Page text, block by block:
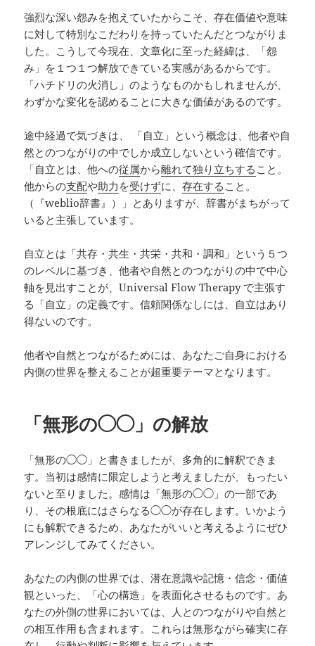
強烈な深い怨みを抱えていたからこそ、存在価値や意味
に対して特別なこだわりを持っていたんだとつながりま
した。こうして今現在、文章化に至った経緯は、「怨
み」を１つ１つ解放できている実感があるからです。
「ハチドリの火消し」のようなものかもしれませんが、
わずかな変化を認めることに大きな価値があるのです。
途中経過で気づきは、 「自立」という概念は、他者や自
然とのつながりの中でしか成立しないという確信です。
「自立とは、他への従属から離れて独り立ちする こと。
他からの支配や助力 を受けずに、存在する こと。
（『weblio辞書』）」とありますが、辞書がまちがって
いると主張しています。
自立とは「共存・共生・共栄・共和・調和」という５つ
のレベルに基づき、他者や自然とのつながりの中で中心
軸を見出すことが、Universal Flow Therapy で主張す
る「自立」の定義です。信頼関係なしには、自立はあり
得ないのです。
他者や自然とつながるためには、あなたご自身における
内側の世界を整えることが超重要テーマとなります。
「無形の◯◯」の解放
「無形の◯◯」と書きましたが、多角的に解釈できま
す。当初は感情に限定しようと考えましたが、もったい
ないと至りました。感情は「無形の◯◯」の一部であ
り、その根底にはさらなる◯◯が存在します。いかよう
にも解釈できるため、あなたがいいと考えるようにぜひ
アレンジしてみてください。
あなたの内側の世界では、潜在意識や記憶・信念・価値
観といった、「心の構造」を表面化させるものです。あ
なたの外側の世界においては、人とのつながりや自然と
の相互作用も含まれます。これらは無形ながら確実に存